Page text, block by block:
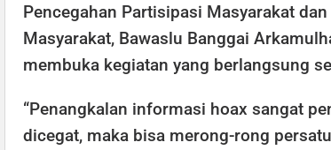
Pencegahan Partisipasi Masyarakat
Masyarakat, Bawaslu Banggai
membuka kegiatan yang berlangsung
“Penangkalan informasi hoax sangat
dicegat, maka bisa merong-rong